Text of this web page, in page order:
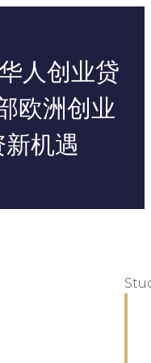
人创业贷
欧洲创业
机遇